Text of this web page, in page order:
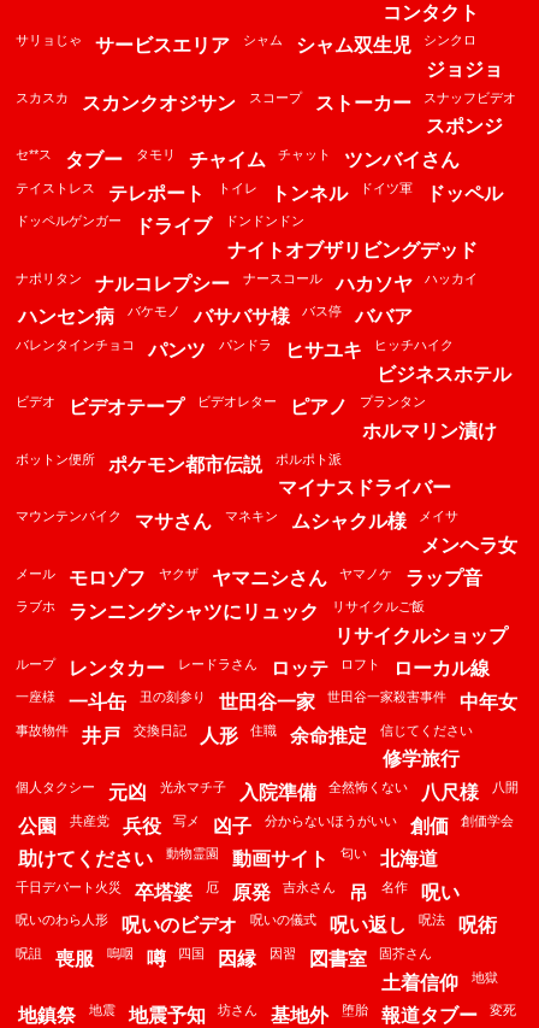
コンタクト
サリョじゃ サービスエリア シャム シャム双生児 シンクロ
ジョジョ
スカスカ スカンクオジサン スコープ ストーカー スナッフビデオ
スポンジ
セ**ス タブー タモリ チャイム チャット ツンバイさん
テイストレス テレポート トイレ トンネル ドイツ軍 ドッペル
ドッペルゲンガー ドライブ ドンドンドン
ナイトオブザリビングデッド
ナポリタン ナルコレプシー ナースコール ハカソヤ ハッカイ
ハンセン病 バケモノ バサバサ様 バス停 ババア
バレンタインチョコ パンツ パンドラ ヒサユキ ヒッチハイク
ビジネスホテル
ビデオ ビデオテープ ビデオレター ピアノ プランタン
ホルマリン漬け
ボットン便所 ポケモン都市伝説 ポルポト派
マイナスドライバー
マウンテンバイク マサさん マネキン ムシャクル様 メイサ
メンヘラ女
メール モロゾフ ヤクザ ヤマニシさん ヤマノケ ラップ音
ラブホ ランニングシャツにリュック リサイクルご飯
リサイクルショップ
ループ レンタカー レードラさん ロッテ ロフト ローカル線
一座様 一斗缶 丑の刻参り 世田谷一家 世田谷一家殺害事件 中年女
事故物件 井戸 交換日記 人形 住職 余命推定 信じてください
修学旅行
個人タクシー 元凶 光永マチ子 入院準備 全然怖くない 八尺様 八開
公園 共産党 兵役 写メ 凶子 分からないほうがいい 創価 創価学会
助けてください 動物霊園 動画サイト 匂い 北海道
千日デパート火災 卒塔婆 厄 原発 吉永さん 吊 名作 呪い
呪いのわら人形 呪いのビデオ 呪いの儀式 呪い返し 呪法 呪術
呪詛 喪服 嗚咽 噂 四国 因縁 因習 図書室 固芥さん
土着信仰 地獄
地鎮祭 地震 地震予知 坊さん 基地外 堕胎 報道タブー 変死